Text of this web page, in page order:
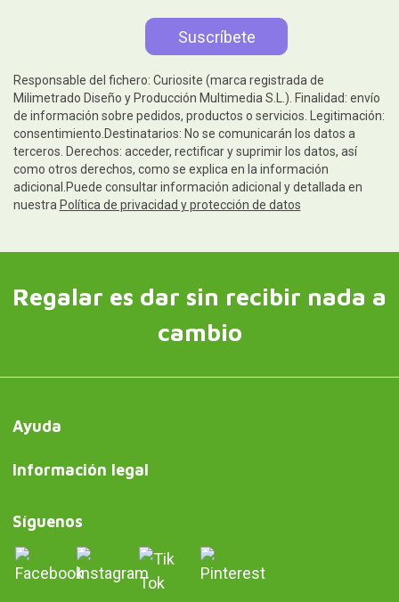
Responsable del fichero: Curiosite (marca registrada de
Milimetrado Diseño y Producción Multimedia S.L.). Finalidad: envío
de información sobre pedidos, productos o servicios. Legitimación:
consentimiento.Destinatarios: No se comunicarán los datos a
terceros. Derechos: acceder, rectificar y suprimir los datos, así
como otros derechos, como se explica en la información
adicional.Puede consultar información adicional y detallada en
nuestra Política de privacidad y protección de datos
Regalar es dar sin recibir nada a
cambio
Ayuda
Información legal
Síguenos